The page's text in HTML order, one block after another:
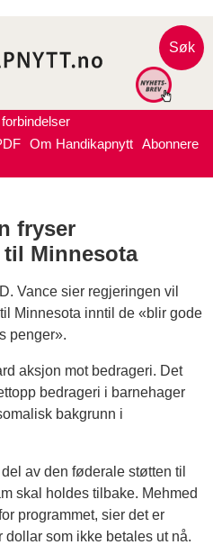
Søk
Om Handikapnytt Abonnere
fryser
Minnesota
Vance sier regjeringen vil
Minnesota inntil de «blir gode
penger».
aksjon mot bedrageri. Det
bedrageri i barnehager
bakgrunn i
av den føderale støtten til
skal holdes tilbake. Mehmed
programmet, sier det er
som ikke betales ut nå.